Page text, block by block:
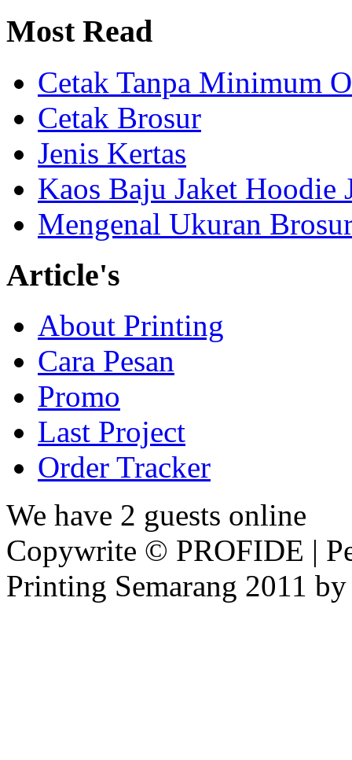
MostRead
Cetak Tanpa Minimum
Cetak Brosur
Jenis Kertas
Kaos Baju Jaket Hoodie
Mengenal Ukuran
Article's
About Printing
Cara Pesan
Promo
Last Project
Order Tracker
We have 2 guests online
Copywrite © PROFIDE |
Printing Semarang 2011